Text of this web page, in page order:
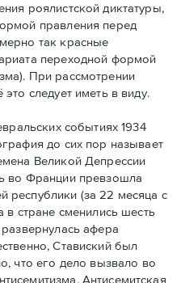
роялистской диктатуры,
правления перед
так красные
переходной формой
При рассмотрении
следует иметь в виду.
событиях 1934
до сих пор называет
Великой Депрессии
во Франции превзошла
республики (за 22 месяца с
в стране сменились шесть
афера
Ставиский был
что его дело вызвало во
Антисемитская